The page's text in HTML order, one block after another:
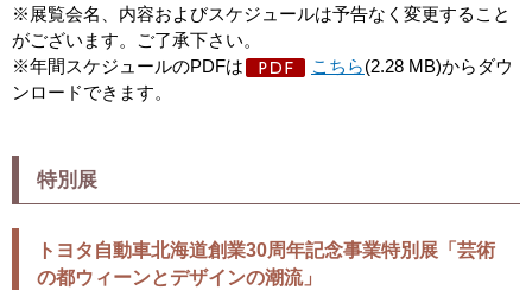
※展覧会名、内容およびスケジュールは予告なく変更すること
がございます。ご了承下さい。
※年間スケジュールのPDFは
こちら(2.28 MB)からダウ
ンロードできます。
特別展
トヨタ自動車北海道創業30周年記念事業特別展「芸術
の都ウィーンとデザインの潮流」